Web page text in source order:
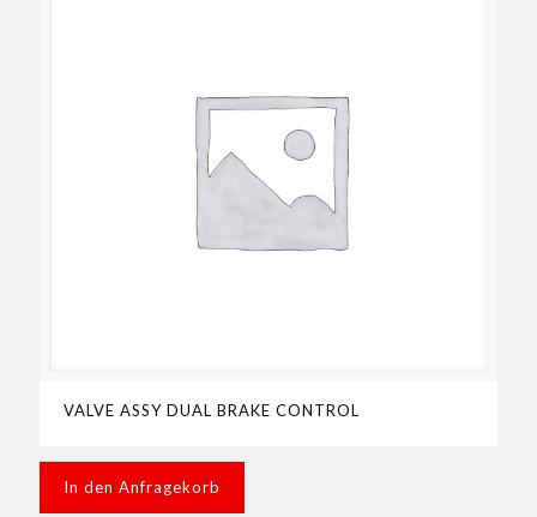
VALVE ASSY DUAL BRAKE CONTROL
In den Anfragekorb